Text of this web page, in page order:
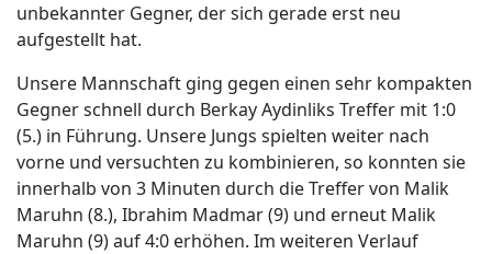
unbekannter Gegner, der sich gerade erst neu
aufgestellt hat.
Unsere Mannschaft ging gegen einen sehr kompakten
Gegner schnell durch Berkay Aydinliks Treffer mit 1:0
(5.) in Führung. Unsere Jungs spielten weiter nach
vorne und versuchten zu kombinieren, so konnten sie
innerhalb von 3 Minuten durch die Treffer von Malik
Maruhn (8.), Ibrahim Madmar (9) und erneut Malik
Maruhn (9) auf 4:0 erhöhen. Im weiteren Verlauf